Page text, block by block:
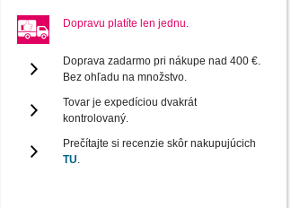
Dopravu platíte len jednu.
Doprava zadarmo pri nákupe nad 400 €.
Bez ohľadu na množstvo.
Tovar je expedíciou dvakrát
kontrolovaný.
Prečítajte si recenzie skôr nakupujúcich
TU.